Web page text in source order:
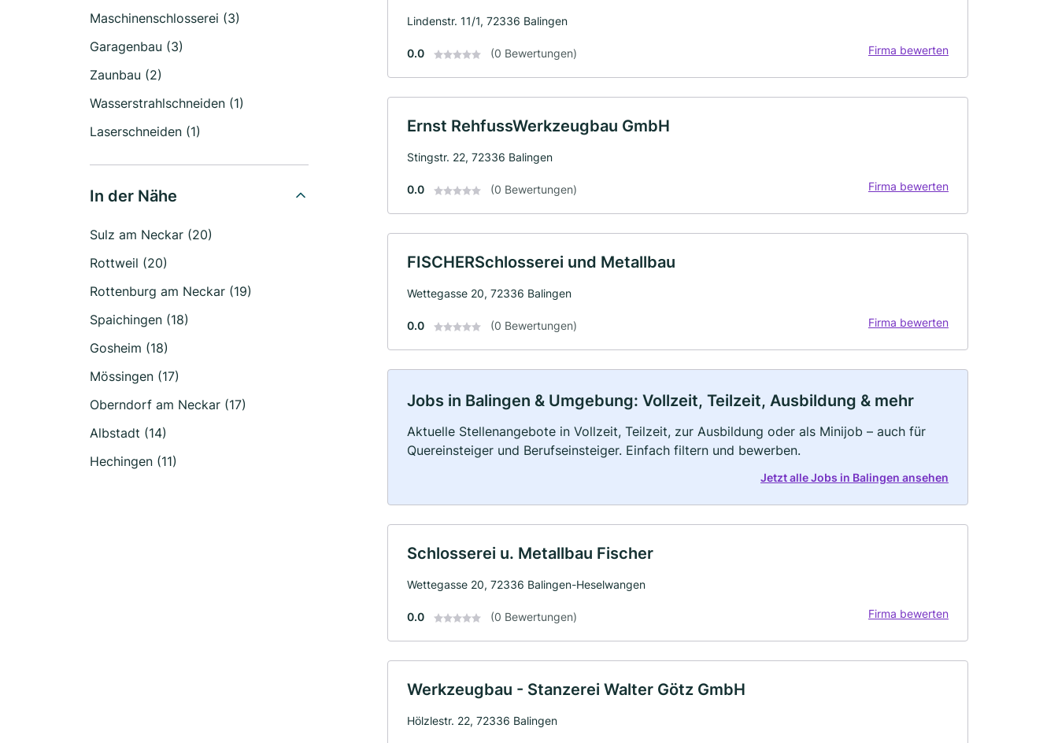
Maschinenschlosserei (3)
Garagenbau (3)
Zaunbau (2)
Wasserstrahlschneiden (1)
Laserschneiden (1)
In der Nähe
Sulz am Neckar (20)
Rottweil (20)
Rottenburg am Neckar (19)
Spaichingen (18)
Gosheim (18)
Mössingen (17)
Oberndorf am Neckar (17)
Albstadt (14)
Hechingen (11)
Lindenstr. 11/1, 72336 Balingen
0.0 (0 Bewertungen) Firma bewerten
Ernst RehfussWerkzeugbau GmbH
Stingstr. 22, 72336 Balingen
0.0 (0 Bewertungen) Firma bewerten
FISCHERSchlosserei und Metallbau
Wettegasse 20, 72336 Balingen
0.0 (0 Bewertungen) Firma bewerten
Jobs in Balingen & Umgebung: Vollzeit, Teilzeit, Ausbildung & mehr
Aktuelle Stellenangebote in Vollzeit, Teilzeit, zur Ausbildung oder als Minijob – auch für
Quereinsteiger und Berufseinsteiger. Einfach filtern und bewerben.
Jetzt alle Jobs in Balingen ansehen
Schlosserei u. Metallbau Fischer
Wettegasse 20, 72336 Balingen-Heselwangen
0.0 (0 Bewertungen) Firma bewerten
Werkzeugbau - Stanzerei Walter Götz GmbH
Hölzlestr. 22, 72336 Balingen